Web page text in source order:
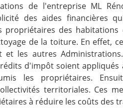
de l'entreprise ML
des aides financières
propriétaires des
de la toiture. En effet,
et les autres
d'impôt soient appliqués
les propriétaires.
territoriales. Ces
à réduire les coûts des